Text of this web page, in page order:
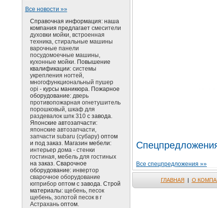
Все новости »»
Справочная информация: наша
компания предлагает смесители
духовки мойки, встроенная
техника, стиральные машины
варочные панели
посудомоечные машины,
кухонные мойки.Повышение
квалификации: системы
укрепления ногтей,
многофункциональный пушер
opi - курсы маникюра. Пожарное
оборудование: дверь
противопожарная огнетушитель
порошковый, шкаф для
раздевалок шпк 310с завода.
Японские автозапчасти:
японские автозапчасти,
запчасти subaru (субару)оптом
и под заказ. Магазин мебели:
интерьер дома - стенки
гостиная, мебель для гостиных
на заказ. Сварочное
оборудование: инвертор
сварочное оборудование
югприбороптом с завода. Строй
материалы: щебень, песок
щебень, золотой песок в г
Астраханьоптом.
Все спецпредложения »»
ГЛАВНАЯ | О